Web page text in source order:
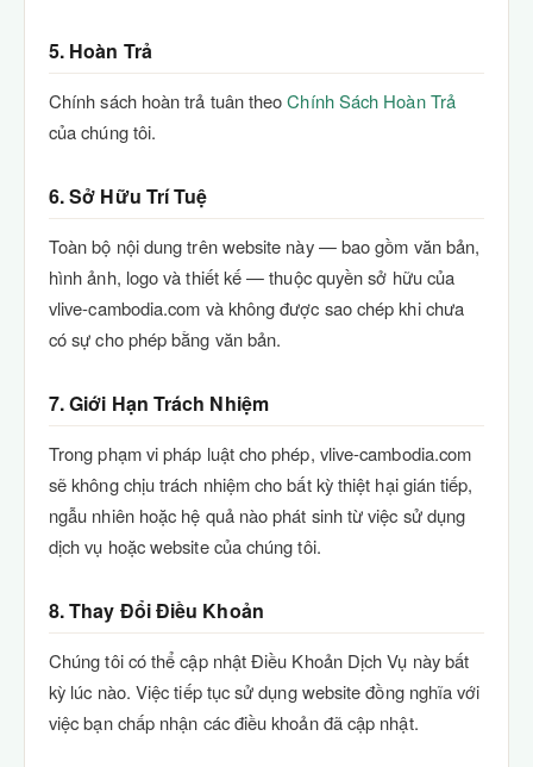
5. Hoàn Trả
Chính sách hoàn trả tuân theoChính Sách Hoàn Trả
của chúng tôi.
6. Sở Hữu Trí Tuệ
Toàn bộ nội dung trên website này — bao gồm văn bản,
hình ảnh, logo và thiết kế — thuộc quyền sở hữu của
vlive-cambodia.com và không được sao chép khi chưa
có sự cho phép bằng văn bản.
7. Giới Hạn Trách Nhiệm
Trong phạm vi pháp luật cho phép, vlive-cambodia.com
sẽ không chịu trách nhiệm cho bất kỳ thiệt hại gián tiếp,
ngẫu nhiên hoặc hệ quả nào phát sinh từ việc sử dụng
dịch vụ hoặc website của chúng tôi.
8. Thay Đổi Điều Khoản
Chúng tôi có thể cập nhật Điều Khoản Dịch Vụ này bất
kỳ lúc nào. Việc tiếp tục sử dụng website đồng nghĩa với
việc bạn chấp nhận các điều khoản đã cập nhật.